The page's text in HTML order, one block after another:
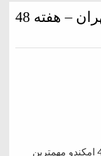
مهمترین استخدامی های تهران – هفته 48
مهمترین استخدامی های تهران – هفته 48 امکندو مهمترین